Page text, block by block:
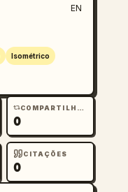
EN
Isométrico
COMPARTILHAMENTOS
0
CITAÇÕES
0